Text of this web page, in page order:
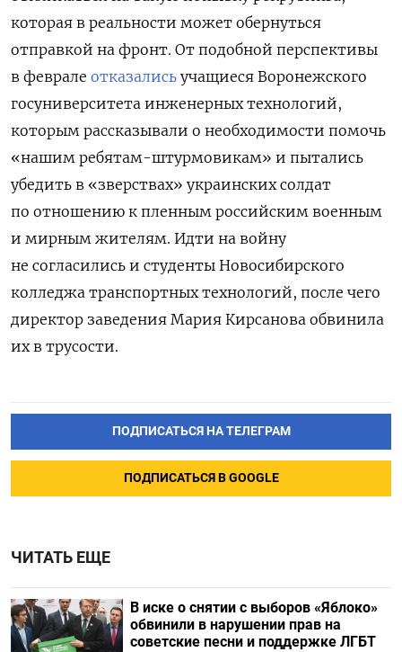
которая в реальности может обернуться
отправкой на фронт. От подобной перспективы
в феврале отказались учащиеся Воронежского
госуниверситета инженерных технологий,
которым рассказывали о необходимости помочь
«нашим ребятам-штурмовикам» и пытались
убедить в «зверствах» украинских солдат
по отношению к пленным российским военным
и мирным жителям. Идти на войну
не согласились и студенты Новосибирского
колледжа транспортных технологий, после чего
директор заведения Мария Кирсанова обвинила
их в трусости.
ПОДПИСАТЬСЯ НА ТЕЛЕГРАМ
ПОДПИСАТЬСЯ В GOOGLE
ЧИТАТЬ ЕЩЕ
В иске о снятии с выборов «Яблоко»
обвинили в нарушении прав на
советские песни и поддержке ЛГБТ